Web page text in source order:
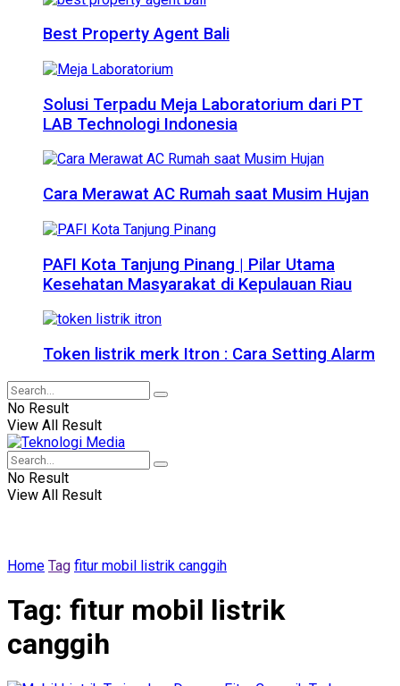
Best Property Agent Bali
Solusi Terpadu Meja Laboratorium dari PT
LAB Technologi Indonesia
Cara Merawat AC Rumah saat Musim Hujan
PAFI Kota Tanjung Pinang | Pilar Utama
Kesehatan Masyarakat di Kepulauan Riau
Token listrik merk Itron : Cara Setting Alarm
No Result
View All Result
No Result
View All Result
Home Tag fitur mobil listrik canggih
Tag: fitur mobil listrik
canggih